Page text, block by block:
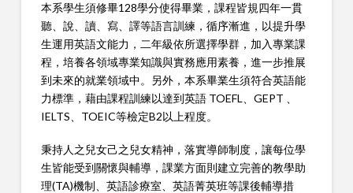
本系學生須修畢128學分使得畢業，課程皆規四年一貫
聽、說、讀、寫、譯等語言訓練，循序漸進，以提升學
生運用英語文能力，二年級依所選擇學群，加入專業課
程，培養各領域專業知識與實務應用素養，進一步推展
到未來的就業領域中。另外，本系畢業生須符合英語能
力標準，藉由課程訓練以達到英語 TOEFL、GEPT 、
IELTS、TOEIC等檢定B2以上程度。
秉持人之兒女己之兒女精神，落實導師制度，讓每位學
生皆能受到關懷與輔導，課業方面則建立完善的教學助
理(TA)機制、英語診療室、英語菁英班等課後輔導措